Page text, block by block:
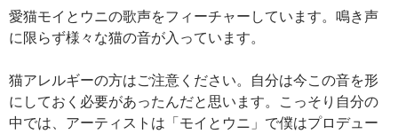
愛猫モイとウニの歌声をフィーチャーしています。鳴き声
に限らず様々な猫の音が入っています。
猫アレルギーの方はご注意ください。自分は今この音を形
にしておく必要があったんだと思います。こっそり自分の
中では、アーティストは「モイとウニ」で僕はプロデュー